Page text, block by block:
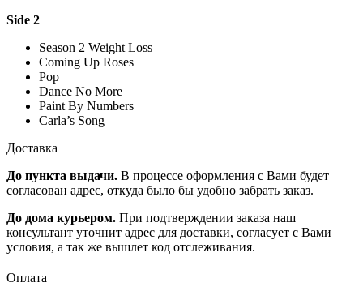
Side 2
Season 2 Weight Loss
Coming Up Roses
Pop
Dance No More
Paint By Numbers
Carla’s Song
Доставка
До пункта выдачи. В процессе оформления с Вами будет
согласован адрес, откуда было бы удобно забрать заказ.
До дома курьером. При подтверждении заказа наш
консультант уточнит адрес для доставки, согласует с Вами
условия, а так же вышлет код отслеживания.
Оплата